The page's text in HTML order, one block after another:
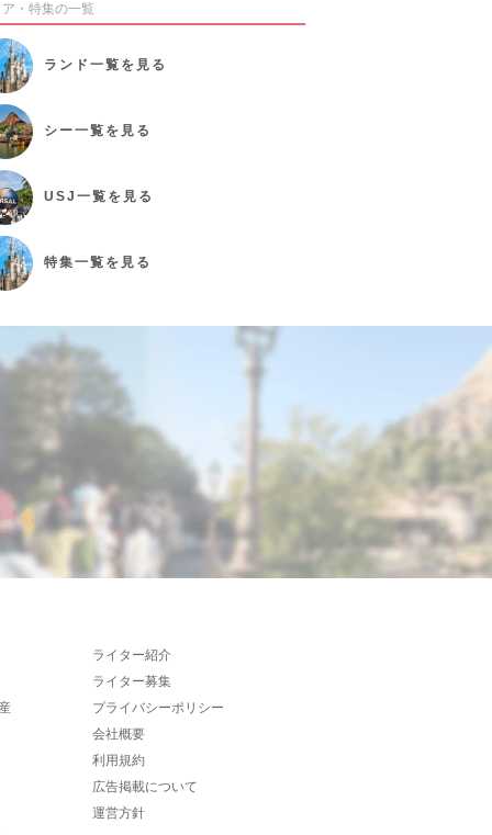
・特集の一覧
ランド 一覧を見る
シー一覧を見る
USJ 一覧を見る
特集一覧を見る
ライター紹介
ライター募集
プライバシーポリシー
会社概要
利用規約
広告掲載について
運営方針